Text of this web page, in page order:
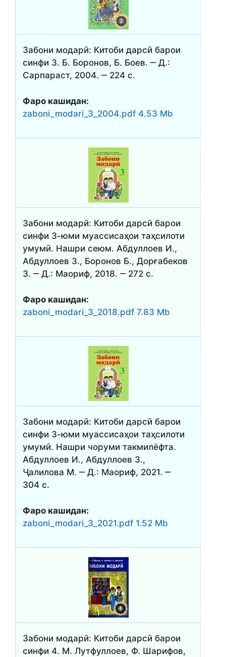
Забони модарӣ: Китоби дарсӣ барои
синфи 3. Б. Боронов, Б. Боев. ‒ Д.:
Сарпараст, 2004. ‒ 224 с.
Фаро кашидан:
zaboni_modari_3_2004.pdf 4.53 Mb
Забони модарӣ: Китоби дарсӣ барои
синфи 3-юми муассисаҳои таҳсилоти
умумӣ. Нашри сеюм. Абдуллоев И.,
Абдуллоев З., Боронов Б., Дорғабеков
З. ‒ Д.: Маориф, 2018. ‒ 272 с.
Фаро кашидан:
zaboni_modari_3_2018.pdf 7.83 Mb
Забони модарӣ: Китоби дарсӣ барои
синфи 3-юми муассисаҳои таҳсилоти
умумӣ. Нашри чоруми такмилёфта.
Абдуллоев И., Абдуллоев З.,
Ҷалилова М. ‒ Д.: Маориф, 2021. ‒
304 с.
Фаро кашидан:
zaboni_modari_3_2021.pdf 1.52 Mb
Забони модарӣ: Китоби дарсӣ барои
синфи 4. М. Лутфуллоев, Ф. Шарифов,